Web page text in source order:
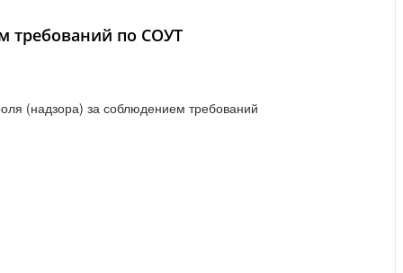
требований по СОУТ
(надзора) за соблюдением требований